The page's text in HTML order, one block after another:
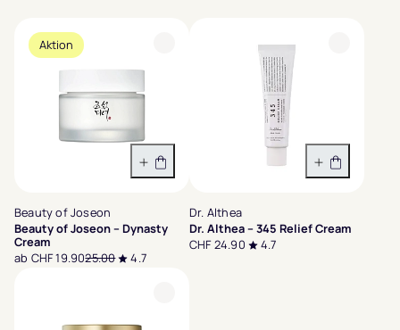
Aktion
Variante wählen
Beauty of Joseon
Beauty of Joseon – Dynasty
Cream
ab CHF 19.9025.00 4.7
In den
Dr. Althea
Dr. Althea – 345 Relief Cream
CHF 24.90
4.7